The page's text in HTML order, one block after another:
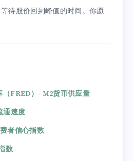
待股价回到峰值的时间。你愿
（FRED）- M2货币供应量
通速度
者信心指数
数